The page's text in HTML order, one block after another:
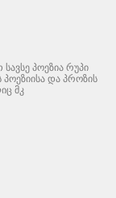
პოეზია რუპი
და პროზის
მკ